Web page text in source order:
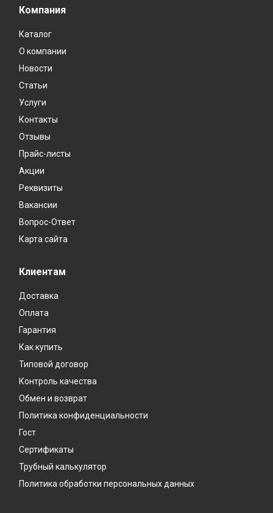
Компания
Каталог
О компании
Новости
Статьи
Услуги
Контакты
Отзывы
Прайс-листы
Акции
Реквизиты
Вакансии
Вопрос-Ответ
Карта сайта
Клиентам
Доставка
Оплата
Гарантия
Как купить
Типовой договор
Контроль качества
Обмен и возврат
Политика конфиденциальности
Гост
Сертификаты
Трубный калькулятор
Политика обработки персональных данных